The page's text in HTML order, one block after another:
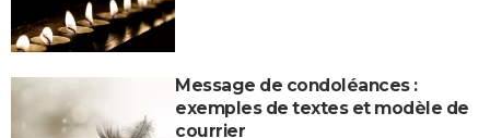
Message de condoléances :
exemples de textes et modèle de
courrier